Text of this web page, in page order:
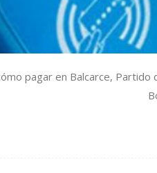
pagar en Balcarce, Partido